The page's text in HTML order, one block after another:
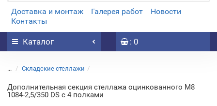
Доставка и монтаж Галерея работ
Новости
Контакты
Каталог : 0
... Складские стеллажи
Дополнительная секция стеллажа оцинкованного М8
1084-2,5/350 DS с 4 полками